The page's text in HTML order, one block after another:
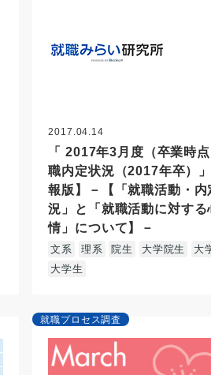
2017.04.14
「 2017年3月度（卒業時
職内定状況（2017年卒）
報版】－【「就職活動・内
況」と「就職活動に対する
情」について】－
文系 理系 院生 大学院生
大
大学生
就職プロセス調査